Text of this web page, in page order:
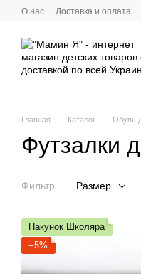
Перейти к основному
О нас Доставка и оплата
Главная Каталог Обувь
Футзалки
Фильтр Размер
Пакунок Школяра
−5%